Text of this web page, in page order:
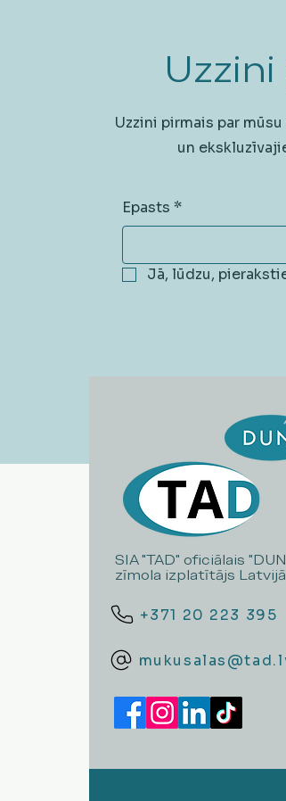
Uzzini pirmais par
un
Epasts *
Jā, lūdzu,
SIA "TAD" oficiālais
zīmola izplatītājs Latvijā
+371 20 223 395